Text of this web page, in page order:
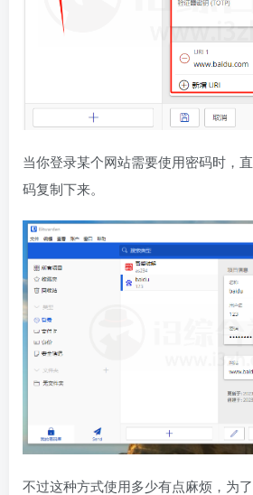
当你登录某个网站需要使用密码时，
码复制下来。
不过这种方式使用多少有点麻烦，为